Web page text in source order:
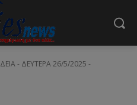
- ΔΕΥΤΕΡΑ 26/5/2025 -